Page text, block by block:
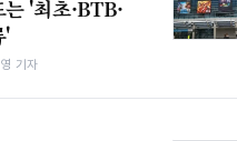
'최초·BTB·
'
기자